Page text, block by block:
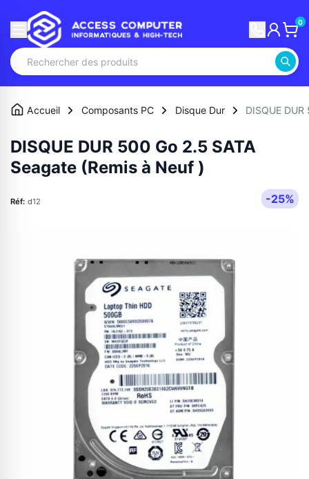
0
Appelez-nous au
Accueil Composants PC Disque Dur DISQUE
DISQUE DUR 500 Go 2.5 SATA
Seagate (Remis à Neuf )
Réf: d12 -25%